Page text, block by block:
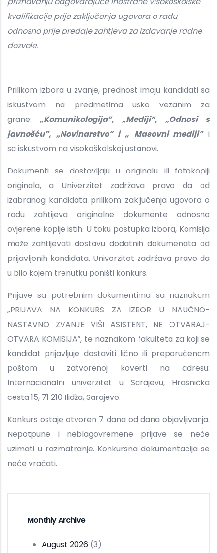
kvalifikacije prije zaključenja ugovora o radu
odnosno prije predaje zahtjeva za izdavanje radne
dozvole.
Prilikom izbora u zvanje, prednost imaju kandidati sa
iskustvom na predmetima usko vezanim za
grane: „Komunikologija”, „Mediji”, „Odnosi s
javnošću”, „Novinarstvo” i „ Masovni mediji”i
sa iskustvom na visokoškolskoj ustanovi.
Dokumenti se dostavljaju u originalu ili fotokopiji
originala, a Univerzitet zadržava pravo da od
izabranog kandidata prilikom zaključenja ugovora o
radu zahtijeva originalne dokumente odnosno
ovjerene kopije istih. U toku postupka izbora, Komisija
može zahtijevati dostavu dodatnih dokumenata od
prijavljenih kandidata. Univerzitet zadržava pravo da
u bilo kojem trenutku poništi konkurs.
Prijave sa potrebnim dokumentima sa naznakom
„PRIJAVA NA KONKURS ZA IZBOR U NAUČNO-
NASTAVNO ZVANJE VIŠI ASISTENT, NE OTVARAJ-
OTVARA KOMISIJA“, te naznakom fakulteta za koji se
kandidat prijavljuje dostaviti lično ili preporučenom
poštom u zatvorenoj koverti na adresu:
Internacionalni univerzitet u Sarajevu, Hrasnička
cesta 15, 71 210 Ilidža, Sarajevo.
Konkurs ostaje otvoren 7 dana od dana objavljivanja.
Nepotpune i neblagovremene prijave se neće
uzimati u razmatranje. Konkursna dokumentacija se
neće vraćati.
Monthly Archive
August 2026 (3)